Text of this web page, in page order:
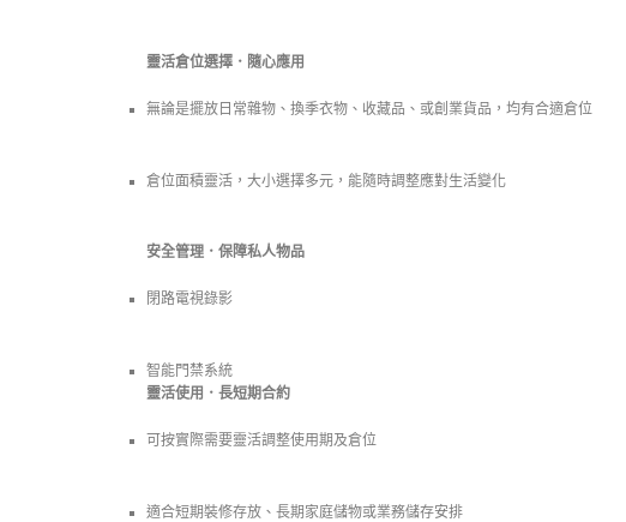
靈活倉位選擇．隨心應用
無論是擺放日常雜物、換季衣物、收藏品、或創業貨品，均有合適倉位
倉位面積靈活，大小選擇多元，能隨時調整應對生活變化
安全管理．保障私人物品
閉路電視錄影
智能門禁系統
靈活使用．長短期合約
可按實際需要靈活調整使用期及倉位
適合短期裝修存放、長期家庭儲物或業務儲存安排